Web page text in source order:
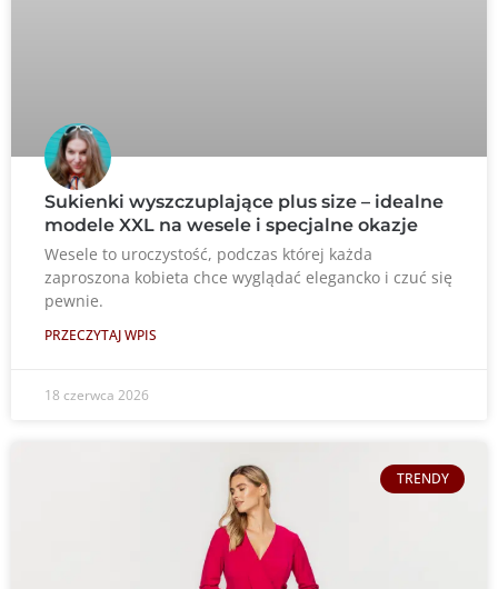
Sukienki wyszczuplające plus size – idealne
modele XXL na wesele i specjalne okazje
Wesele to uroczystość, podczas której każda
zaproszona kobieta chce wyglądać elegancko i czuć się
pewnie.
PRZECZYTAJ WPIS
18 czerwca 2026
TRENDY